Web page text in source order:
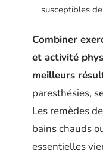
susceptibles
Combiner
et activité
meilleurs
paresthésies,
Les remèdes
bains chauds
essentielles